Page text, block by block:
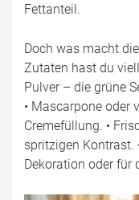
Fettanteil.
Doch was macht
Zutaten hast du
Pulver – die grüne
• Mascarpone oder
Cremefüllung. •
spritzigen Kontrast.
Dekoration oder für